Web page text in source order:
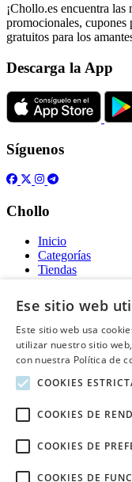
¡Chollo.es encuentra las
promocionales, cupones
gratuitos para los
Descarga la App
Síguenos
Chollo
Inicio
Categorías
Tiendas
Gratis
Acerca de
Sobre nosotros
Contacto
Información legal
Declaración de
Descargo de
Ese sitio web
Este sitio web usa
utilizar nuestro sitio
con nuestra Política de
COOKIES
COOKIES DE
COOKIES DE
COOKIES DE